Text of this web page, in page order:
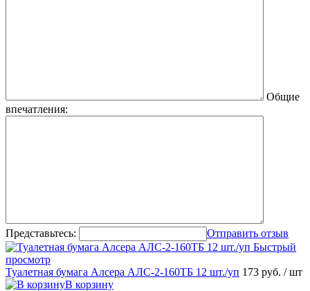
Общие
впечатления:
Представьтесь:
Отправить отзыв
Быстрый
просмотр
Туалетная бумага Алсера АЛС-2-160ТБ 12 шт./уп 173 руб. / шт
В корзину